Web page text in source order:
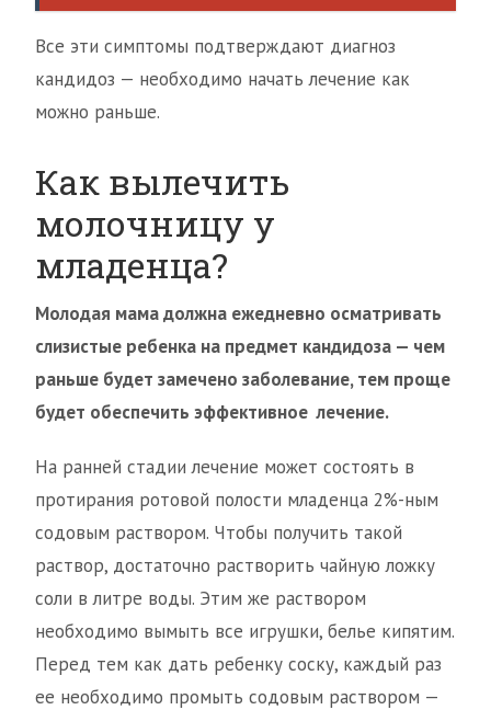
Все эти симптомы подтверждают диагноз
кандидоз — необходимо начать лечение как
можно раньше.
Как вылечить
молочницу у
младенца?
Молодая мама должна ежедневно осматривать
слизистые ребенка на предмет кандидоза — чем
раньше будет замечено заболевание, тем проще
будет обеспечить эффективное лечение.
На ранней стадии лечение может состоять в
протирания ротовой полости младенца 2%-ным
содовым раствором. Чтобы получить такой
раствор, достаточно растворить чайную ложку
соли в литре воды. Этим же раствором
необходимо вымыть все игрушки, белье кипятим.
Перед тем как дать ребенку соску, каждый раз
ее необходимо промыть содовым раствором —